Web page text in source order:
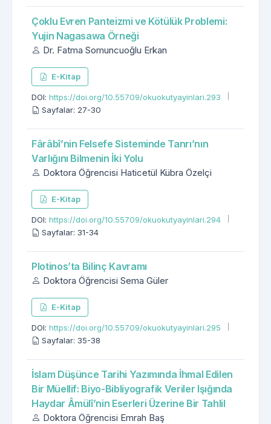
Çoklu Evren Panteizmi ve Kötülük Problemi:
Yujin Nagasawa Örneği
Dr. Fatma Somuncuoğlu Erkan
E-Kitap
DOI: https://doi.org/10.55709/okuokutyayinlari.293
Sayfalar: 27-30
Fârâbî’nin Felsefe Sisteminde Tanrı’nın
Varlığını Bilmenin İki Yolu
Doktora Öğrencisi Haticetül Kübra Özelçi
E-Kitap
DOI: https://doi.org/10.55709/okuokutyayinlari.294
Sayfalar: 31-34
Plotinos’ta Bilinç Kavramı
Doktora Öğrencisi Sema Güler
E-Kitap
DOI: https://doi.org/10.55709/okuokutyayinlari.295
Sayfalar: 35-38
İslam Düşünce Tarihi Yazımında İhmal Edilen
Bir Müellif: Biyo-Bibliyografik Veriler Işığında
Haydar Âmülî’nin Eserleri Üzerine Bir Tahlil
Doktora Öğrencisi Emrah Baş